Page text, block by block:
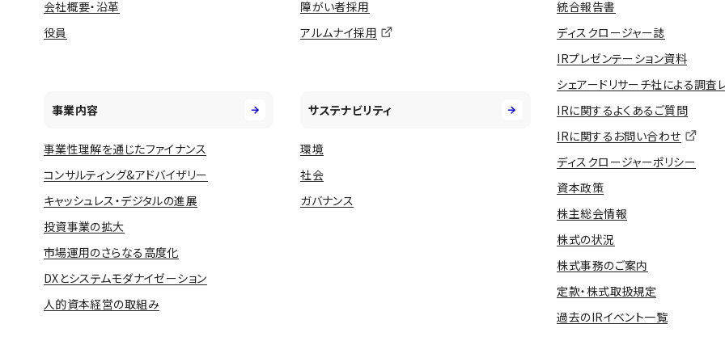
会社概要・沿革
役員
事業内容
事業性理解を通じたファイナンス
コンサルティング&アドバイザリー
キャッシュレス・デジタルの進展
投資事業の拡大
市場運用のさらなる高度化
DXとシステムモダナイゼーション
人的資本経営の取組み
障がい者採用
アルムナイ採用
サステナビリティ
環境
社会
ガバナンス
統合報告書
ディスクロージャー誌
IRプレゼンテーション資料
シェアードリサーチ社による調査
IRに関するよくあるご質問
IRに関するお問い合わせ
ディスクロージャーポリシー
資本政策
株主総会情報
株式の状況
株式事務のご案内
定款・株式取扱規定
過去のIRイベント一覧